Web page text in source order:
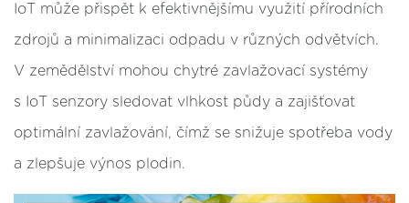
IoT může přispět k efektivnějšímu využití přírodních
zdrojů a minimalizaci odpadu v různých odvětvích.
V zemědělství mohou chytré zavlažovací systémy
s IoT senzory sledovat vlhkost půdy a zajišťovat
optimální zavlažování, čímž se snižuje spotřeba vody
a zlepšuje výnos plodin.